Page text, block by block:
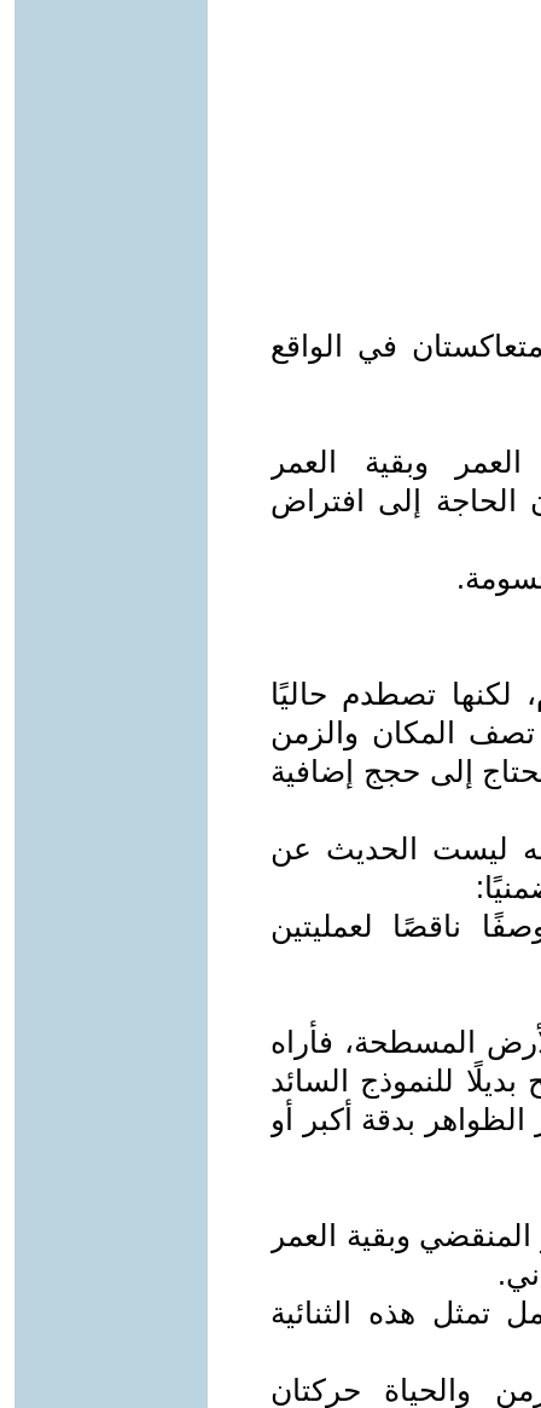
في الواقع
وبقية العمر
الحاجة إلى افتراض
لكنها تصطدم حاليًا
تصف المكان والزمن
إلى حجج إضافية
ليست الحديث عن
ناقصًا لعمليتين
المسطحة، فأراه
بديلًا للنموذج السائد
بدقة أكبر أو
وبقية العمر
تمثل هذه الثنائية
والحياة حركتان